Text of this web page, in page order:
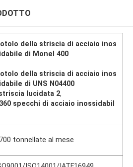
della striscia di acciaio inos
di Monel 400
della striscia di acciaio inos
di UNS N04400
lucidata 2,
specchi di acciaio inossidabil
tonnellate al mese